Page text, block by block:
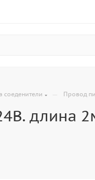
соеденители — Провод
длина